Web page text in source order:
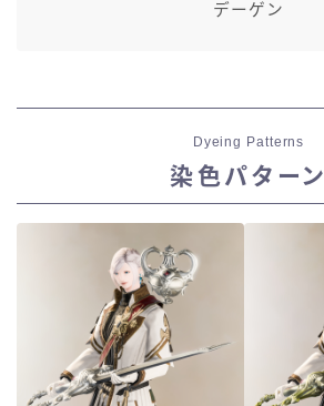
デーゲン
Dyeing Patterns
染色パターン